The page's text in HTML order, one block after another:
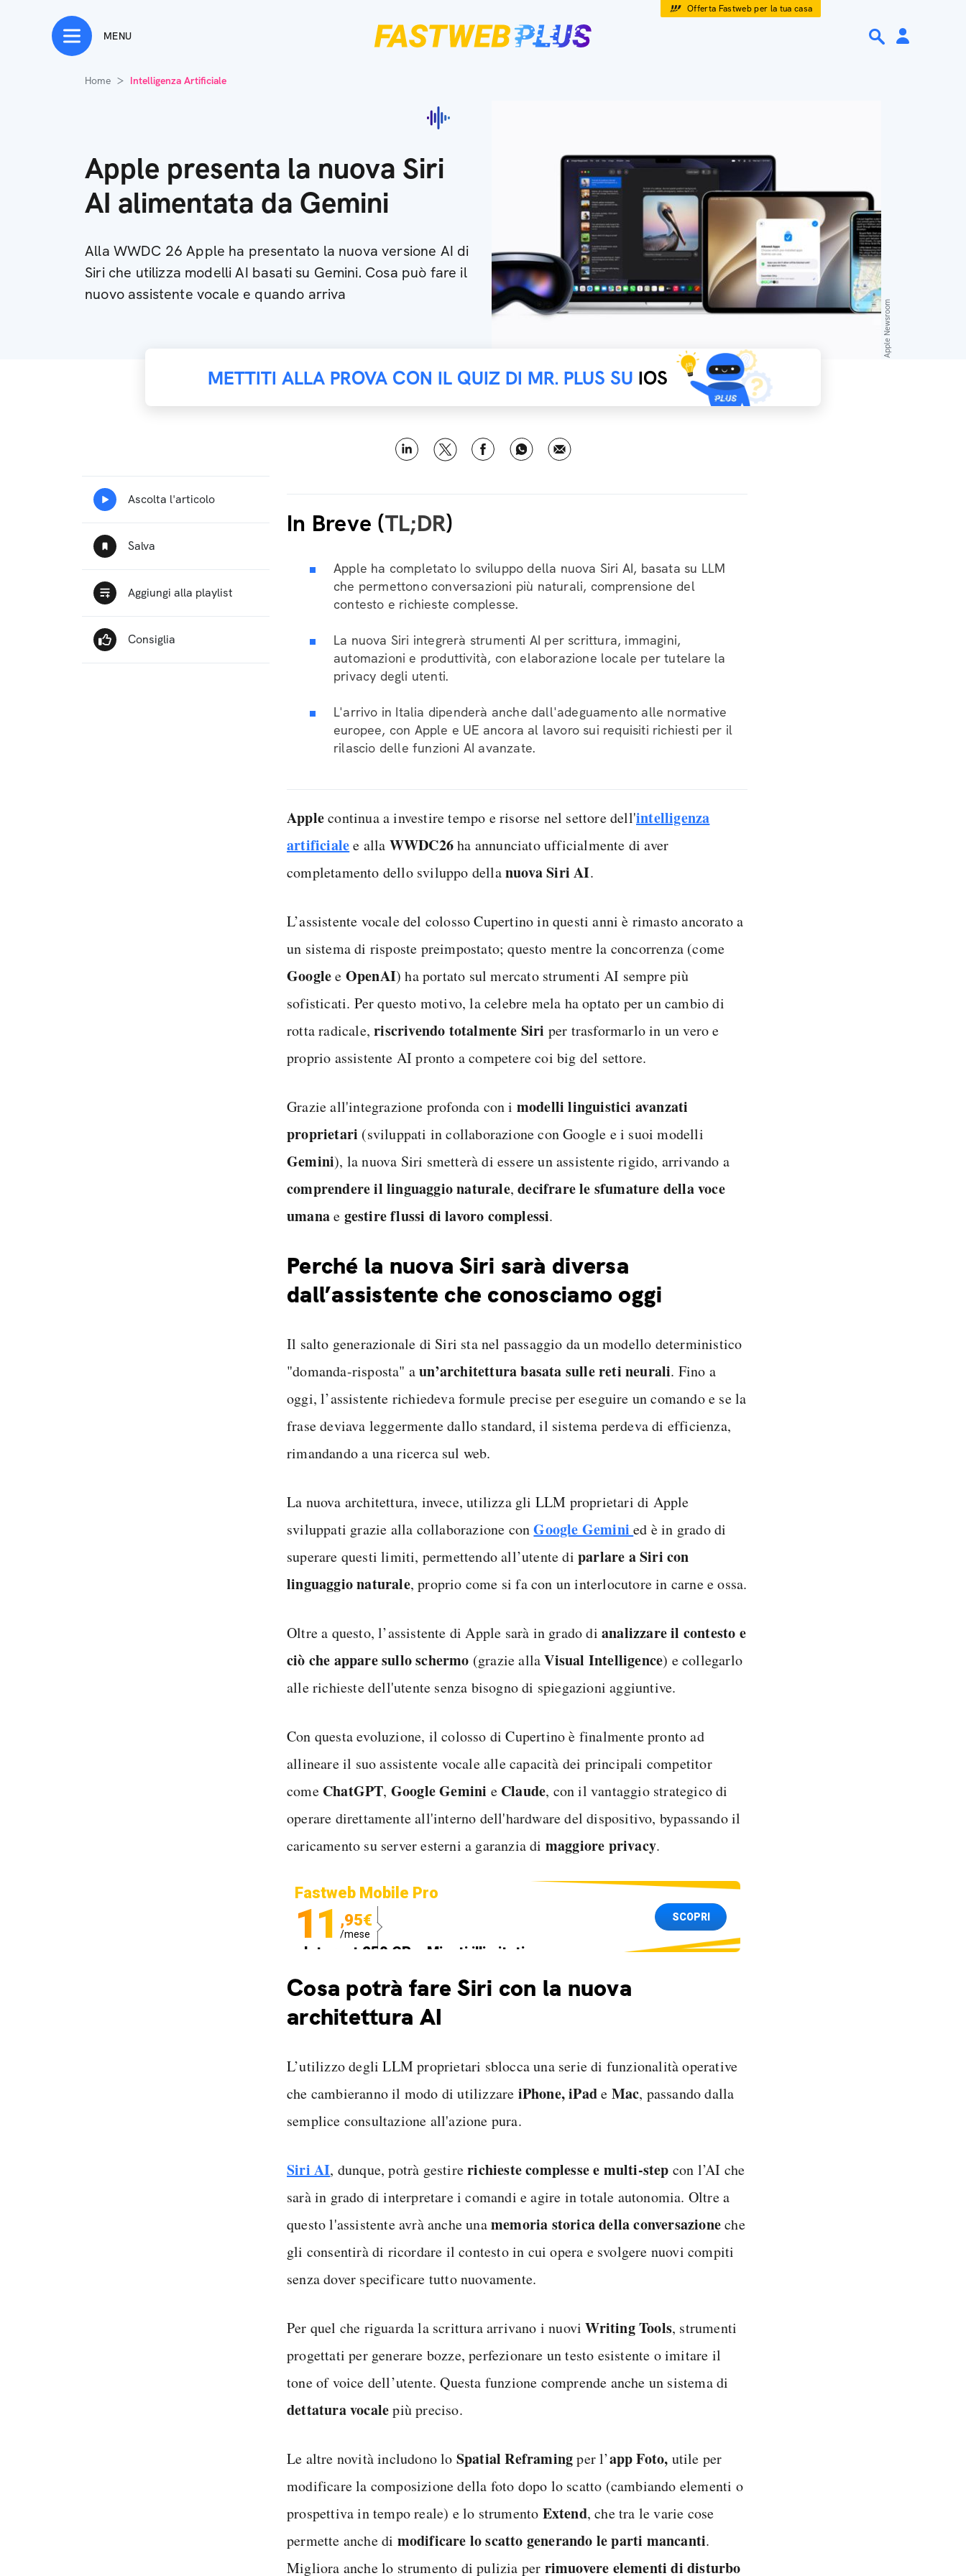
Offerta Fastweb per la tua casa
MENU
Home Intelligenza Artificiale
Apple presenta la nuova Siri
AI alimentata da Gemini
Alla WWDC 26 Apple ha presentato la nuova versione AI di
Siri che utilizza modelli AI basati su Gemini. Cosa può fare il
nuovo assistente vocale e quando arriva
Apple Newsroom
METTITI ALLA PROVA CON IL QUIZ DI MR. PLUS SU IOS
In Breve (TL;DR)
Apple ha completato lo sviluppo della nuova Siri AI, basata su LLM
che permettono conversazioni più naturali, comprensione del
contesto e richieste complesse.
La nuova Siri integrerà strumenti AI per scrittura, immagini,
automazioni e produttività, con elaborazione locale per tutelare la
privacy degli utenti.
L'arrivo in Italia dipenderà anche dall'adeguamento alle normative
europee, con Apple e UE ancora al lavoro sui requisiti richiesti per il
rilascio delle funzioni AI avanzate.
Applecontinua a investire tempo e risorse nel settore dell'intelligenza
artificialee alla WWDC26ha annunciato ufficialmente di aver
completamento dello sviluppo dellanuova Siri AI.
L’assistente vocale del colosso Cupertino in questi anni è rimasto ancorato a
un sistema di risposte preimpostato; questo mentre la concorrenza (come
Googlee OpenAI) ha portato sul mercato strumenti AI sempre più
sofisticati. Per questo motivo, la celebre mela ha optato per un cambio di
rotta radicale,riscrivendo totalmente Siri per trasformarlo in un vero e
proprio assistente AI pronto a competere coi big del settore.
Grazie all'integrazione profonda con i modelli linguistici avanzati
proprietari (sviluppati in collaborazione con Google e i suoi modelli
Gemini), la nuova Siri smetterà di essere un assistente rigido, arrivando a
comprendere il linguaggio naturale,decifrare le sfumature della voce
umanae gestire flussi di lavoro complessi.
Perché la nuova Siri sarà diversa
dall’assistente che conosciamo oggi
Il salto generazionale di Siri sta nel passaggio da un modello deterministico
"domanda-risposta" aun’architettura basata sulle reti neurali. Fino a
oggi, l’assistente richiedeva formule precise per eseguire un comando e se la
frase deviava leggermente dallo standard, il sistema perdeva di efficienza,
rimandando a una ricerca sul web.
La nuova architettura, invece, utilizza gli LLM proprietari di Apple
sviluppati grazie alla collaborazione conGoogle Geminied è in grado di
superare questi limiti, permettendo all’utente diparlare a Siri con
linguaggio naturale, proprio come si fa con un interlocutore in carne e ossa.
Oltre a questo, l’assistente di Apple sarà in grado di analizzare il contesto e
ciò che appare sullo schermo (grazie allaVisual Intelligence) e collegarlo
alle richieste dell'utente senza bisogno di spiegazioni aggiuntive.
Con questa evoluzione, il colosso di Cupertino è finalmente pronto ad
allineare il suo assistente vocale alle capacità dei principali competitor
come ChatGPT, Google Gemini e Claude, con il vantaggio strategico di
operare direttamente all'interno dell'hardware del dispositivo, bypassando il
caricamento su server esterni a garanzia di maggiore privacy.
Fastweb Mobile Pro
11 ,95€
/mese
Internet 250 GB e Minuti illimitati
SCOPRI
Cosa potrà fare Siri con la nuova
architettura AI
L’utilizzo degli LLM proprietari sblocca una serie di funzionalità operative
che cambieranno il modo di utilizzare iPhone, iPade Mac, passando dalla
semplice consultazione all'azione pura.
Siri AI, dunque, potrà gestirerichieste complesse e multi-step con l’AI che
sarà in grado di interpretare i comandi e agire in totale autonomia. Oltre a
questo l'assistente avrà anche unamemoria storica della conversazioneche
gli consentirà di ricordare il contesto in cui opera e svolgere nuovi compiti
senza dover specificare tutto nuovamente.
Per quel che riguarda la scrittura arrivano i nuoviWriting Tools, strumenti
progettati per generare bozze, perfezionare un testo esistente o imitare il
tone of voice dell’utente. Questa funzione comprende anche un sistema di
dettatura vocalepiù preciso.
Le altre novità includono lo Spatial Reframingper l’app Foto, utile per
modificare la composizione della foto dopo lo scatto (cambiando elementi o
prospettiva in tempo reale) e lo strumento Extend, che tra le varie cose
permette anche di modificare lo scatto generando le parti mancanti.
Migliora anche lo strumento di pulizia per rimuovere elementi di disturbo